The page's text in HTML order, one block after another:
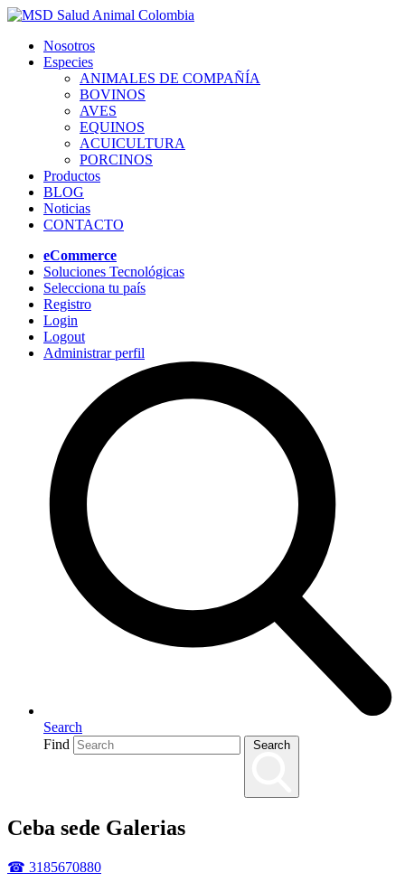
Nosotros
Especies
ANIMALES DE COMPAÑÍA
BOVINOS
AVES
EQUINOS
ACUICULTURA
PORCINOS
Productos
BLOG
Noticias
CONTACTO
eCommerce
Soluciones Tecnológicas
Selecciona tu país
Registro
Login
Logout
Administrar perfil
Search
Find
Search
Ceba sede Galerias
☎ 3185670880